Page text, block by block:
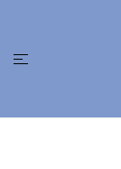
contido
Alternar